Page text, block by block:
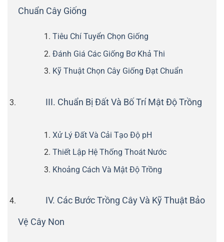
Chuẩn Cây Giống
Tiêu Chí Tuyển Chọn Giống
Đánh Giá Các Giống Bơ Khả Thi
Kỹ Thuật Chọn Cây Giống Đạt Chuẩn
III. Chuẩn Bị Đất Và Bố Trí Mật Độ Trồng
Xử Lý Đất Và Cải Tạo Độ pH
Thiết Lập Hệ Thống Thoát Nước
Khoảng Cách Và Mật Độ Trồng
IV. Các Bước Trồng Cây Và Kỹ Thuật Bảo
Vệ Cây Non